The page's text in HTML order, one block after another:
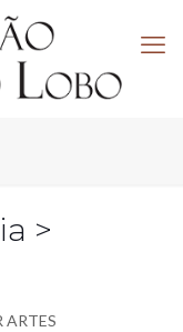
>
ARTES